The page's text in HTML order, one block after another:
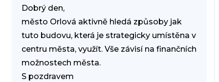
Dobrý den,
město Orlová aktivně hledá způsoby jak
tuto budovu, která je strategicky umístěna v
centru města, využít. Vše závisí na finančních
možnostech města.
S pozdravem